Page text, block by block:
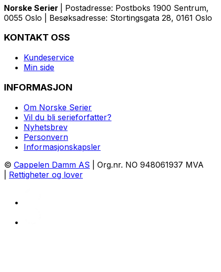
Norske Serier
| Postadresse: Postboks 1900 Sentrum,
0055 Oslo | Besøksadresse: Stortingsgata 28, 0161 Oslo
KONTAKT OSS
Kundeservice
Min side
INFORMASJON
Om Norske Serier
Vil du bli serieforfatter?
Nyhetsbrev
Personvern
Informasjonskapsler
© Cappelen Damm AS | Org.nr. NO 948061937 MVA
Rettigheter og lover